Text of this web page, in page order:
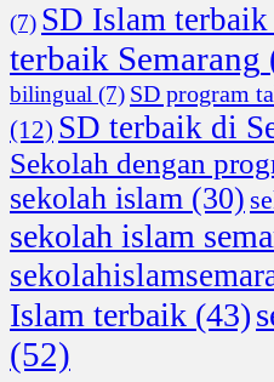
(7) SD Islam terbaik
terbaik Semarang
bilingual (7) SD program
(12) SD terbaik di
Sekolah dengan
sekolah islam (30)
sekolah islam
Islam terbaik (43)
(52)